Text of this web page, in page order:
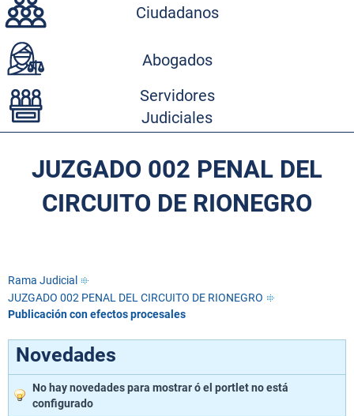
Ciudadanos
Abogados
Servidores
Judiciales
JUZGADO 002 PENAL DEL
CIRCUITO DE RIONEGRO
Rama Judicial
JUZGADO 002 PENAL DEL CIRCUITO DE RIONEGRO
Publicación con efectos procesales
Novedades
No hay novedades para mostrar ó el portlet no está
configurado